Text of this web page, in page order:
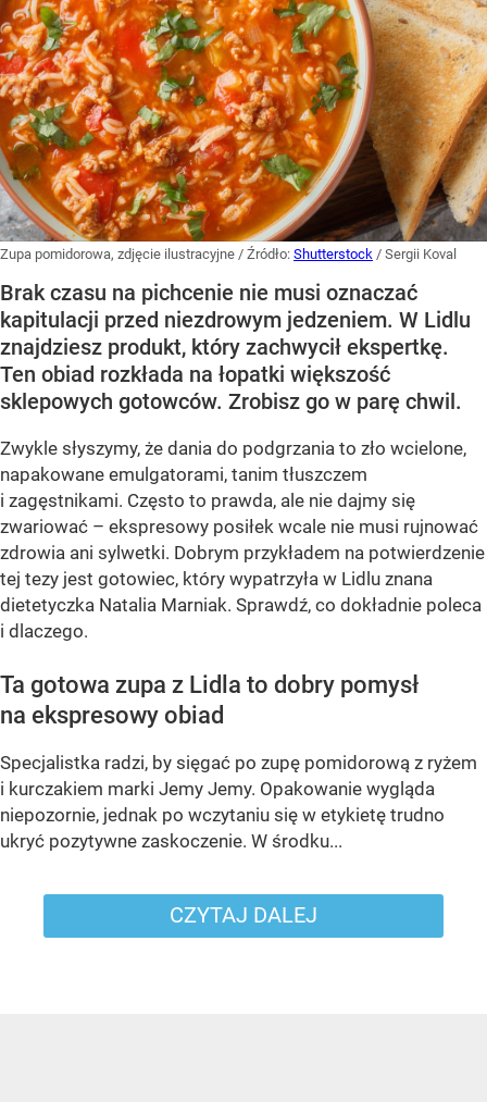
Zupa pomidorowa, zdjęcie ilustracyjne / Źródło: Shutterstock / Sergii Koval
Brak czasu na pichcenie nie musi oznaczać
kapitulacji przed niezdrowym jedzeniem. W Lidlu
znajdziesz produkt, który zachwycił ekspertkę.
Ten obiad rozkłada na łopatki większość
sklepowych gotowców. Zrobisz go w parę chwil.
Zwykle słyszymy, że dania do podgrzania to zło wcielone,
napakowane emulgatorami, tanim tłuszczem
i zagęstnikami. Często to prawda, ale nie dajmy się
zwariować – ekspresowy posiłek wcale nie musi rujnować
zdrowia ani sylwetki. Dobrym przykładem na potwierdzenie
tej tezy jest gotowiec, który wypatrzyła w Lidlu znana
dietetyczka Natalia Marniak. Sprawdź, co dokładnie poleca
i dlaczego.
Ta gotowa zupa z Lidla to dobry pomysł
na ekspresowy obiad
Specjalistka radzi, by sięgać po zupę pomidorową z ryżem
i kurczakiem marki Jemy Jemy. Opakowanie wygląda
niepozornie, jednak po wczytaniu się w etykietę trudno
ukryć pozytywne zaskoczenie. W środku...
CZYTAJ DALEJ